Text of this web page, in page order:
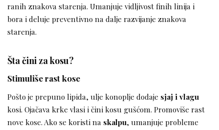
ranih znakova starenja. Umanjuje vidljivost finih linija i
bora i deluje preventivno na dalje razvijanje znakova
starenja.
Šta čini za kosu?
Stimuliše rast kose
Pošto je prepuno lipida, ulje konoplje dodaje sjaj i vlagu
kosi. Ojačava krke vlasi i čini kosu gušćom. Promoviše rast
nove kose. Ako se koristi na skalpu, umanjuje probleme